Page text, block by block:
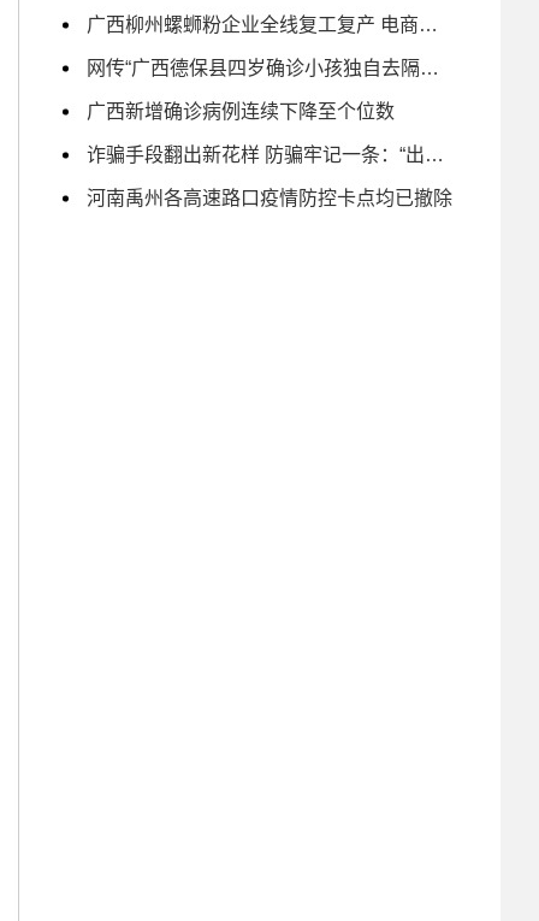
广西柳州螺蛳粉企业全线复工复产 电商主播日夜带货
网传“广西德保县四岁确诊小孩独自去隔离” 为不实信息
广西新增确诊病例连续下降至个位数
诈骗手段翻出新花样 防骗牢记一条：“出钱免谈”
河南禹州各高速路口疫情防控卡点均已撤除